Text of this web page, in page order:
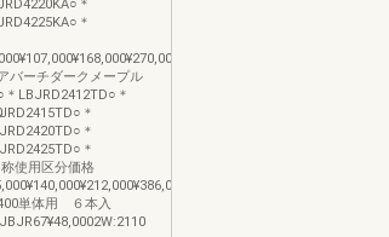
＊
＊
バーチダークメープル
LBJRD2412TD○＊
＊
＊
＊
使用区分価格
単体用 ６本入